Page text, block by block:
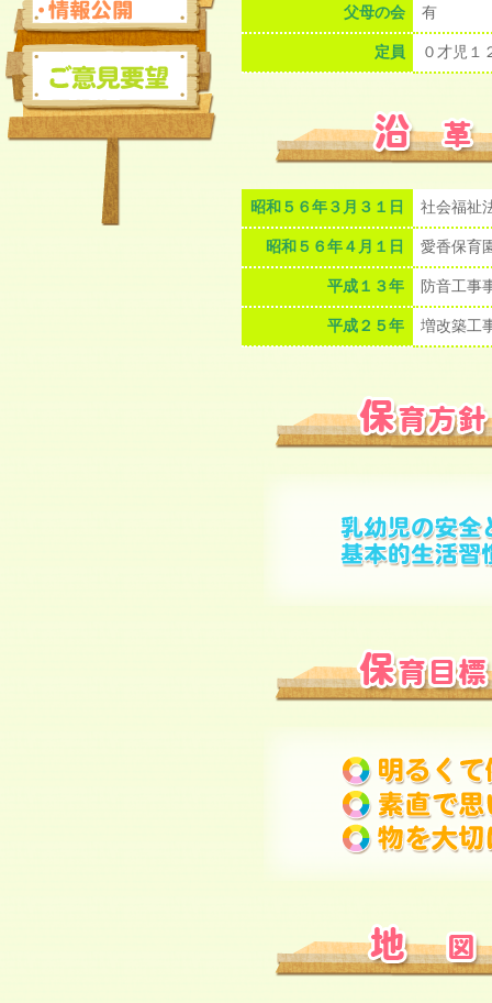
父母の会 有
定員 ０才児１
昭和５６年３月３１日 社会福祉
昭和５６年４月１日 愛香保育
平成１３年 防音工事
平成２５年 増改築工